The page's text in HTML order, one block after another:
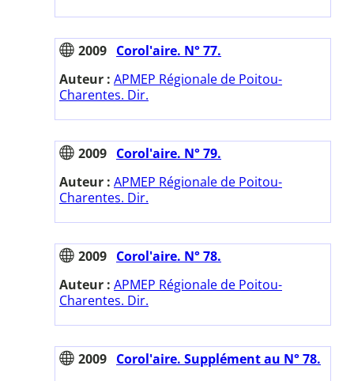
2009 Corol'aire. N° 77.
Auteur : APMEP Régionale de Poitou-
Charentes. Dir.
2009 Corol'aire. N° 79.
Auteur : APMEP Régionale de Poitou-
Charentes. Dir.
2009 Corol'aire. N° 78.
Auteur : APMEP Régionale de Poitou-
Charentes. Dir.
2009 Corol'aire. Supplément au N° 78.